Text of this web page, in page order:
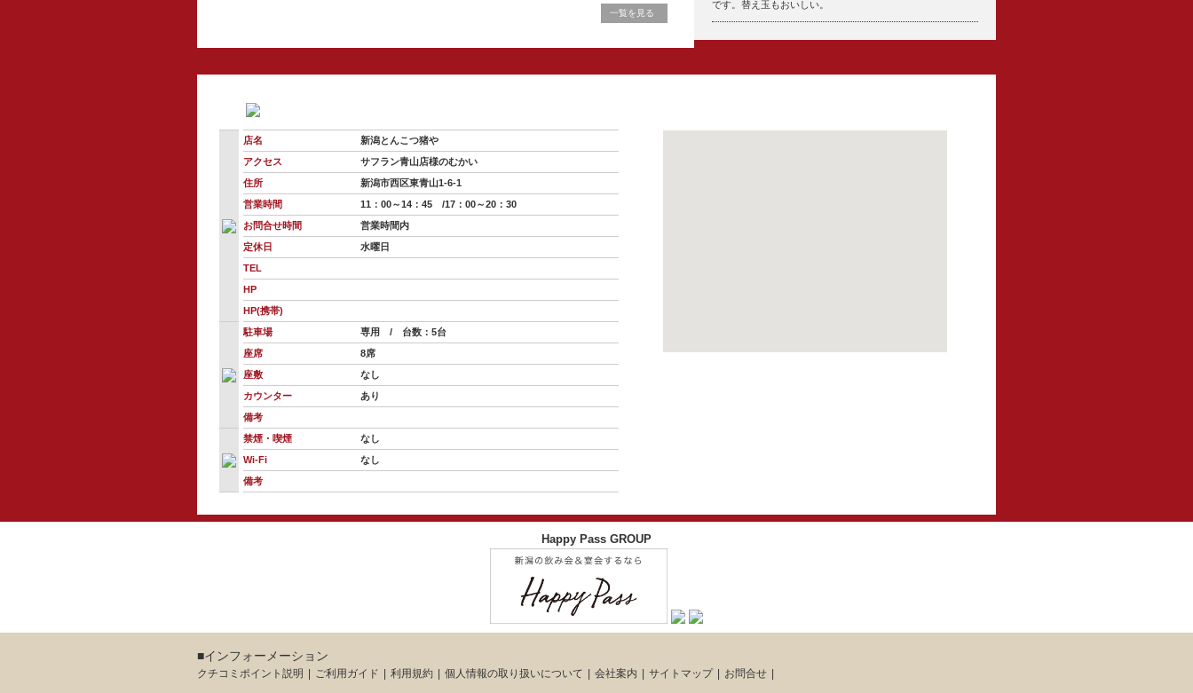
一覧を見る
です。替え玉もおいしい。
店名
新潟とんこつ猪や
アクセス
サフラン青山店様のむかい
住所
新潟市西区東青山1-6-1
営業時間
11：00～14：45 /17：00～20：30
お問合せ時間
営業時間内
定休日
水曜日
TEL
HP
HP(携帯)
駐車場
専用 / 台数：5台
座席
8席
座敷
なし
カウンター
あり
備考
禁煙・喫煙
なし
Wi-Fi
なし
備考
Happy Pass GROUP
■インフォーメーション
クチコミポイント説明 ご利用ガイド 利用規約 個人情報の取り扱いについて 会社案内 サイトマップ お問合せ